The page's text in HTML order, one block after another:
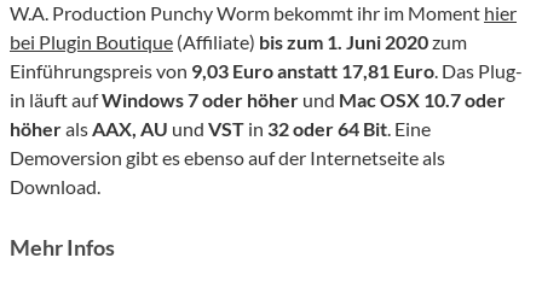
W.A. Production Punchy Worm bekommt ihr im Moment hier
bei Plugin Boutique (Affiliate) bis zum 1. Juni 2020zum
Einführungspreis von 9,03 Euro anstatt 17,81 Euro. Das Plug-
in läuft aufWindows 7 oder höher und Mac OSX 10.7 oder
höheralsAAX, AU und VST in 32 oder 64 Bit. Eine
Demoversion gibt es ebenso auf der Internetseite als
Download.
Mehr Infos